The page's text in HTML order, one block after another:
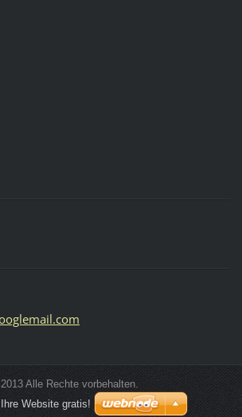
l.com
Alle Rechte vorbehalten.
Website gratis!